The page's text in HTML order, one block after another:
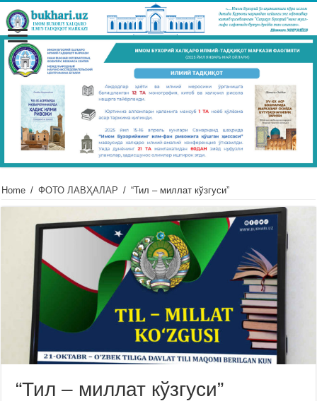
Home / ФОТО ЛАВҲАЛАР / “Тил – миллат кўзгуси”
“Тил – миллат кўзгуси”